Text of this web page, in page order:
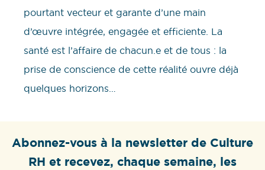
pourtant vecteur et garante d’une main
d’œuvre intégrée, engagée et efficiente. La
santé est l’affaire de chacun.e et de tous : la
prise de conscience de cette réalité ouvre déjà
quelques horizons…
Abonnez-vous à la newsletter de Culture
RH et recevez, chaque semaine, les